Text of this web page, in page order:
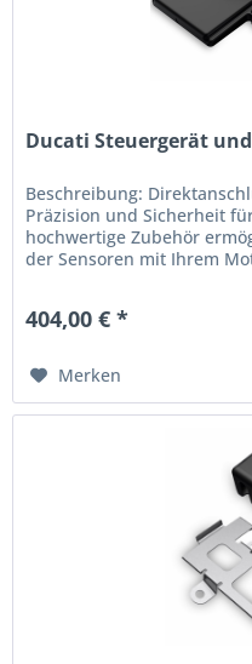
Ducati Steuergerät
Beschreibung:
Präzision und Sicherheit
hochwertige Zubehör
der Sensoren mit Ihrem
404,00 € *
Merken